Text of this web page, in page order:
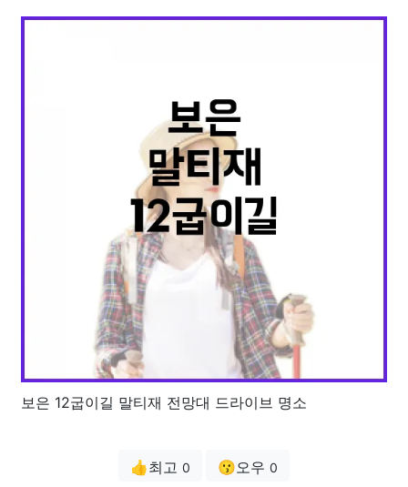
보은 12굽이길 말티재 전망대 드라이브 명소
👍최고 0 😗오우 0